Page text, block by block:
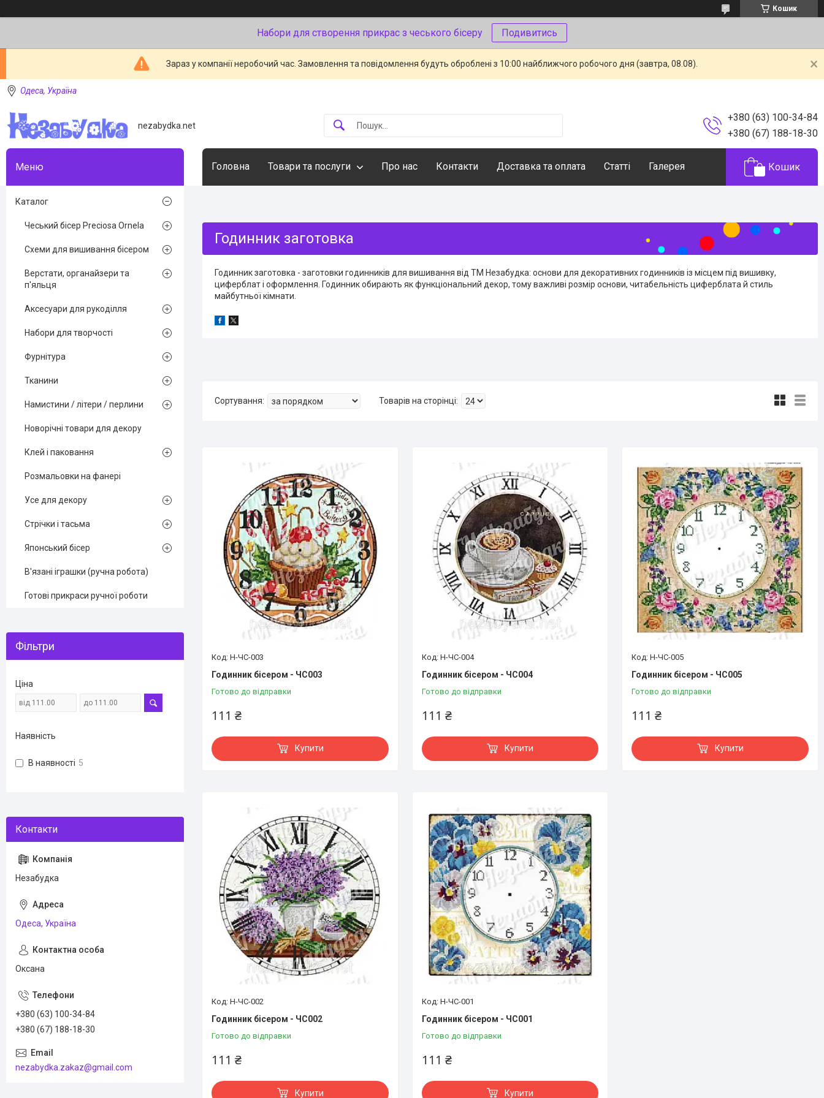
Кошик
Набори для створення прикрас з чеського бісеру Подивитись
Зараз у компанії неробочий час. Замовлення та повідомлення будуть оброблені з 10:00 найближчого робочого дня (завтра, 08.08).
Одеса, Україна
nezabydka.net
+380 (63) 100-34-84
+380 (67) 188-18-30
Головна Товари та послуги Про нас Контакти Доставка та оплата Статті Галерея Кошик
Годинник заготовка
Годинник заготовка - заготовки годинників для вишивання від ТМ Незабудка: основи для декоративних годинників із місцем під вишивку,
циферблат і оформлення. Годинник обирають як функціональний декор, тому важливі розмір основи, читабельність циферблата й стиль
майбутньої кімнати.
Н-ЧС-003
Годинник бісером - ЧС003
Готово до відправки
111 ₴
Купити
Н-ЧС-004
Годинник бісером - ЧС004
Готово до відправки
111 ₴
Купити
Н-ЧС-005
Годинник бісером - ЧС005
Готово до відправки
111 ₴
Купити
Н-ЧС-002
Годинник бісером - ЧС002
Готово до відправки
111 ₴
Купити
Н-ЧС-001
Годинник бісером - ЧС001
Готово до відправки
111 ₴
Купити
Каталог
Чеський бісер Preciosa Ornela
Схеми для вишивання бісером
Верстати, органайзери та
п'яльця
Аксесуари для рукоділля
Набори для творчості
Фурнітура
Тканини
Намистини / літери / перлини
Новорічні товари для декору
Клей і паковання
Розмальовки на фанері
Усе для декору
Стрічки і тасьма
Японський бісер
В'язані іграшки (ручна робота)
Готові прикраси ручної роботи
Фільтри
Ціна
Наявність
В наявності 5
Незабудка
Одеса, Україна
Оксана
+380 (63) 100-34-84
+380 (67) 188-18-30
nezabydka.zakaz@gmail.com